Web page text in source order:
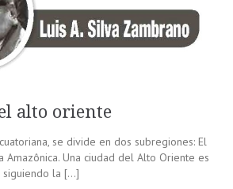
alto oriente
se divide en dos subregiones: El
Amazônica. Una ciudad del Alto Oriente es
siguiendo la […]